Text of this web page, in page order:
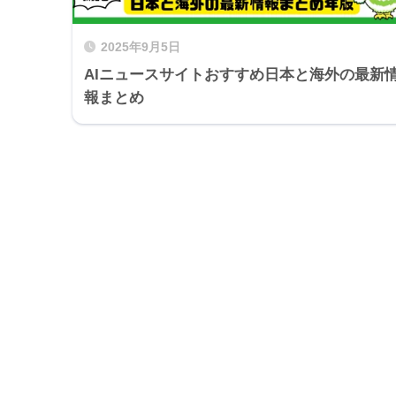
2025年9月5日
AIニュースサイトおすすめ日本と海外の最新
報まとめ